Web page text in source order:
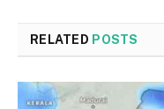
RELATED POSTS